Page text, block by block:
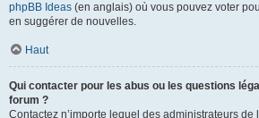
phpBB Ideas (en anglais) où vous pouvez voter
en suggérer de nouvelles.
Haut
Qui contacter pour les abus ou les questions
forum ?
Contactez n’importe lequel des administrateurs de